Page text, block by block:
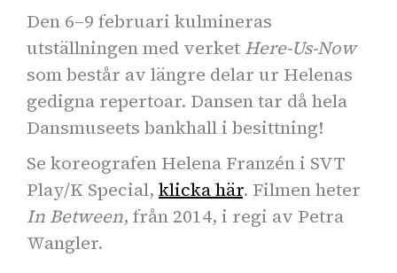
Den 6–9 februari kulmineras
utställningen med verket Here-Us-Now
som består av längre delar ur Helenas
gedigna repertoar. Dansen tar då hela
Dansmuseets bankhall i besittning!
Se koreografen Helena Franzén i SVT
Play/K Special, klicka här. Filmen heter
In Between, från 2014, i regi av Petra
Wangler.